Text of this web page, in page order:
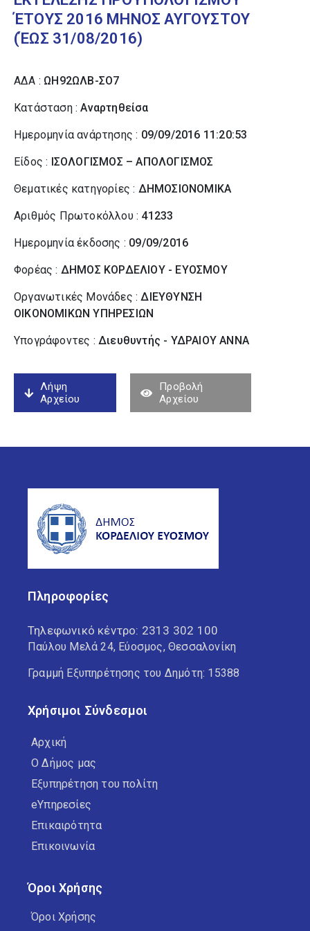
ΈΤΟΥΣ 2016 ΜΗΝΟΣ ΑΥΓΟΥΣΤΟΥ
(ΈΩΣ 31/08/2016)
ΑΔΑ : ΩΗ92ΩΛΒ-ΣΟ7
Κατάσταση :Αναρτηθείσα
Ημερομηνία ανάρτησης : 09/09/2016 11:20:53
Είδος : ΙΣΟΛΟΓΙΣΜΟΣ – ΑΠΟΛΟΓΙΣΜΟΣ
Θεματικές κατηγορίες : ΔΗΜΟΣΙΟΝΟΜΙΚΑ
Αριθμός Πρωτοκόλλου : 41233
Ημερομηνία έκδοσης : 09/09/2016
Φορέας : ΔΗΜΟΣ ΚΟΡΔΕΛΙΟΥ - ΕΥΟΣΜΟΥ
Οργανωτικές Μονάδες :ΔΙΕΥΘΥΝΣΗ
ΟΙΚΟΝΟΜΙΚΩΝ ΥΠΗΡΕΣΙΩΝ
Υπογράφοντες : Διευθυντής - ΥΔΡΑΙΟΥ ΑΝΝΑ
Λήψη
Αρχείου
Προβολή
Αρχείου
Πληροφορίες
Τηλεφωνικό κέντρο: 2313 302 100
Παύλου Μελά 24, Εύοσμος, Θεσσαλονίκη
Γραμμή Εξυπηρέτησης του Δημότη: 15388
Χρήσιμοι Σύνδεσμοι
Αρχική
Ο Δήμος μας
Εξυπηρέτηση του πολίτη
eΥπηρεσίες
Επικαιρότητα
Επικοινωνία
Όροι Χρήσης
Όροι Χρήσης